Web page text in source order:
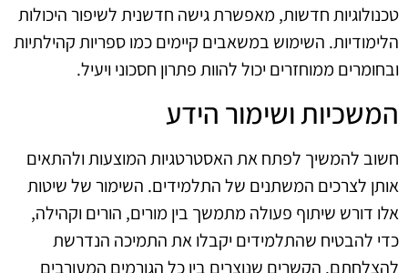
טכנולוגיות חדשות, מאפשרת גישה חדשנית לשיפור היכולות
הלימודיות. השימוש במשאבים קיימים כמו ספריות קהילתיות
ובחומרים ממוחזרים יכול להוות פתרון חסכוני ויעיל.
המשכיות ושימור הידע
חשוב להמשיך לפתח את האסטרטגיות המוצעות ולהתאים
אותן לצרכים המשתנים של התלמידים. השימור של שיטות
אלו דורש שיתוף פעולה מתמשך בין מורים, הורים וקהילה,
כדי להבטיח שהתלמידים יקבלו את התמיכה הנדרשת
להצלחתם. הקשרים שנוצרים בין כל הגורמים המעורבים